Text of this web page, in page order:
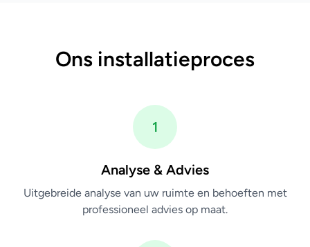
Ons installatieproces
1
Analyse & Advies
Uitgebreide analyse van uw ruimte en behoeften met
professioneel advies op maat.